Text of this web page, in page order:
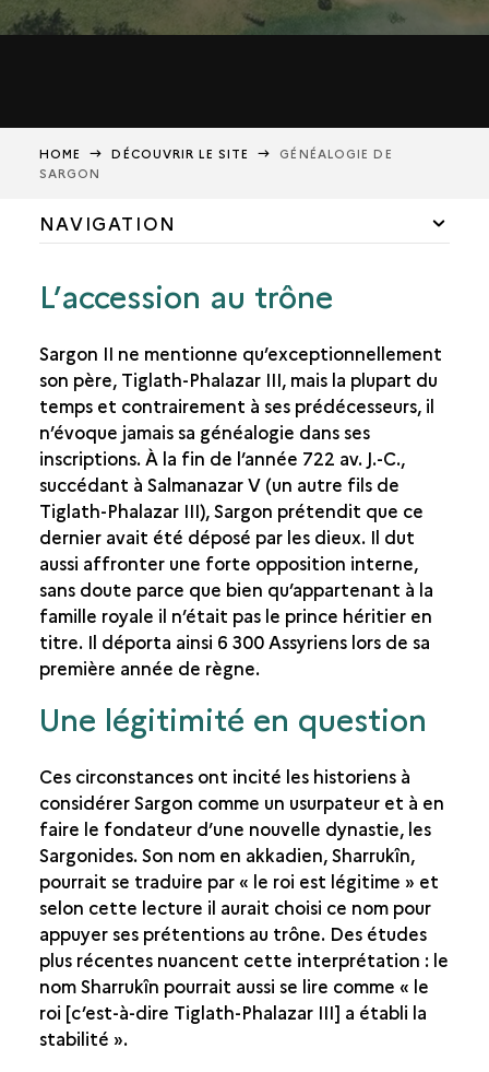
HOME DÉCOUVRIR LE SITE
GÉNÉALOGIE DE
SARGON
NAVIGATION
LE SITE DE KHORSABAD
LE CHANTIER DE CONSTRUCTION
LE RÈGNE DE SARGON
GÉNÉALOGIE DE SARGON
UN HABILE POLITICIEN
SES CAMPAGNES MILITAIRES
LA MORT DE SARGON
LA DÉCOUVERTE DU SITE
LA RECHERCHE
L’accession au trône
Sargon II ne mentionne qu’exceptionnellement
son père, Tiglath-Phalazar III, mais la plupart du
temps et contrairement à ses prédécesseurs, il
n’évoque jamais sa généalogie dans ses
inscriptions. À la fin de l’année 722 av. J.-C.,
succédant à Salmanazar V (un autre fils de
Tiglath-Phalazar III), Sargon prétendit que ce
dernier avait été déposé par les dieux. Il dut
aussi affronter une forte opposition interne,
sans doute parce que bien qu’appartenant à la
famille royale il n’était pas le prince héritier en
titre. Il déporta ainsi 6 300 Assyriens lors de sa
première année de règne.
Une légitimité en question
Ces circonstances ont incité les historiens à
considérer Sargon comme un usurpateur et à en
faire le fondateur d’une nouvelle dynastie, les
Sargonides. Son nom en akkadien, Sharrukîn,
pourrait se traduire par « le roi est légitime » et
selon cette lecture il aurait choisi ce nom pour
appuyer ses prétentions au trône. Des études
plus récentes nuancent cette interprétation : le
nom Sharrukîn pourrait aussi se lire comme « le
roi [c’est-à-dire Tiglath-Phalazar III] a établi la
stabilité ».